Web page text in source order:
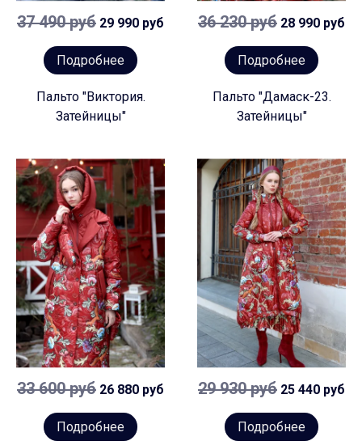
37 490 руб 29 990 руб
Подробнее
Пальто "Виктория.
Затейницы"
36 230 руб 28 990 руб
Подробнее
Пальто "Дамаск-23.
Затейницы"
33 600 руб 26 880 руб
Подробнее
29 930 руб 25 440 руб
Подробнее